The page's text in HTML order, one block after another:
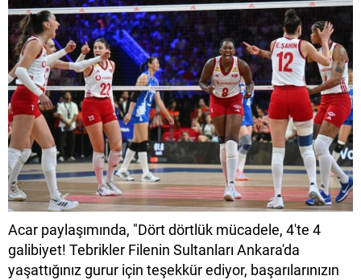
Acar paylaşımında, "Dört dörtlük mücadele, 4'te 4
galibiyet! Tebrikler Filenin Sultanları Ankara'da
yaşattığınız gurur için teşekkür ediyor, başarılarınızın